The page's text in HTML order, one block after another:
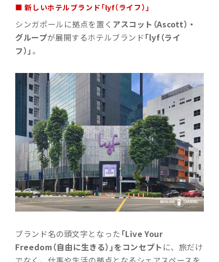
■ 新しいホテルブランド「lyf（ライフ）」
シンガポールに拠点を置く アスコット（Ascott）・
グループが展開するホテルブランド 「lyf（ライ
フ）」 。
ブランド名の頭文字となった 「Live Your
Freedom（自由に生きる）」をコンセプト に、旅だけ